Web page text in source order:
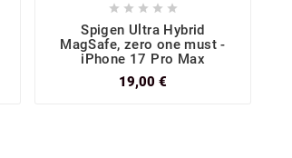
    
Spigen Ultra Hybrid
MagSafe, zero one must -
iPhone 17 Pro Max
19,00 €